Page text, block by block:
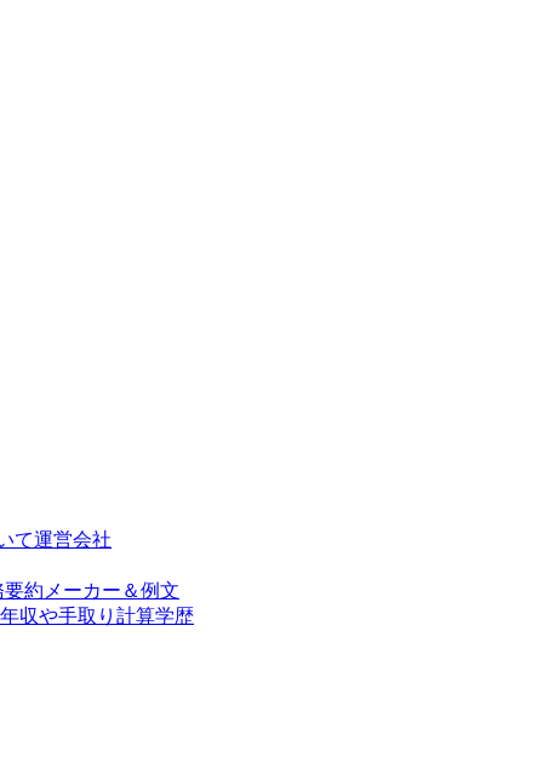
て運営会社
要約メーカー＆例文
収や手取り計算学歴